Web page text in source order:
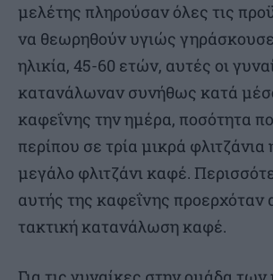
μελέτης πληρούσαν όλες τις
να θεωρηθούν υγιώς
ηλικία, 45-60 ετών, αυτές οι
κατανάλωναν συνήθως κατά
καφεΐνης την ημέρα, ποσότητα
περίπου σε τρία μικρά φλιτζάνια
μεγάλο φλιτζάνι καφέ.
αυτής της καφεΐνης προερχόταν
τακτική κατανάλωση καφέ.